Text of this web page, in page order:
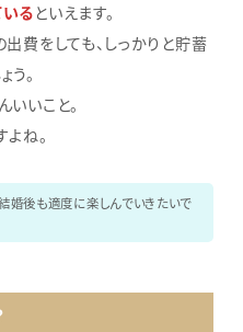
る といえます。
費をしても、しっかりと貯蓄
。
いこと。
ね。
婚後も適度に楽しんでいきたいで